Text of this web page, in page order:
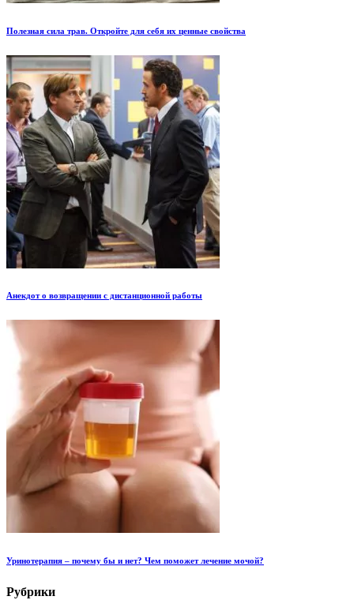
Полезная сила трав. Откройте для себя их ценные свойства
Анекдот о возвращении с дистанционной работы
Уринотерапия – почему бы и нет? Чем поможет лечение мочой?
Рубрики